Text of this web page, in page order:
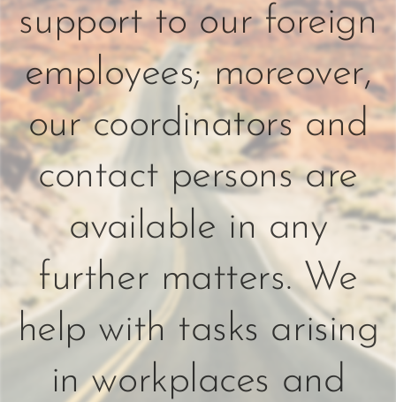
support to our foreign
employees; moreover,
our coordinators and
contact persons are
available in any
further matters. We
help with tasks arising
in workplaces and